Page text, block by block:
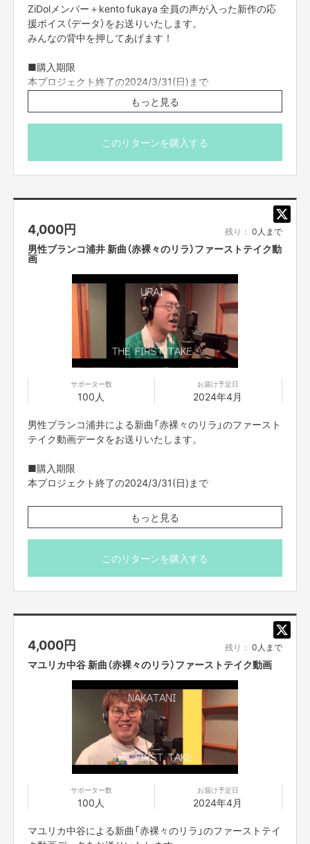
もっと皆様と盛り上がれるよう、いろんなリターンを立ち上げました。
資金の使い道
・楽曲作成
・レコーディング
・撮影施設レンタル費用
・撮影備品購入
・YouTube撮影諸経費
・移動費
■オンライントークについて
・オンライン会議ツールで参加者全員を同時につなぎ、それぞれリモートで
ご参加いただきます。直接お会いすることはできませんので、ご了承くださ
い。
・コミュニケーションには「Zoom」を使用させていただきます。Zoomを使
用できる環境を整えていただき、電波のいい環境でおつなぎください。
・コンプライアンスの観点から、録画させていただいております。他の目的
での使用は一切致しません。あらかじめご了承ください。
・参加者の録画は禁止とさせて頂きます。
・不適切と考えられる言動があった場合、強制的に退出をお願いする場合が
ございます。
■ご応募に関しての利用規約
・応募者は、自ら及び自らが代表となって応募した参加者全てが、反社会的
勢力（暴力団、暴力団員、暴力団準構成員、暴力団関係企業、総会屋等、社
会運動等標ぼうゴロ、特殊知能暴力集団及びこれらに準ずる団体、並びにこ
れらの構成員等を指します。以下、同様とします。）に該当せず、また、こ
れら反社会的勢力との間で社会的に非難されるべき関係を有していないこと
・プロジェクト実施前及び実施中に上記に反する事態が発生した場合、いつ
でもプロジェクトの実行を中止することができ、プランナーは一切の責任を
・二次利用の目的や、有料イベントやPR目的での配信イベント・番組など
は基本的に全てNGとします。
・参加する権利の転売や譲渡は禁止とさせていただきます。購入したご本人
のみが参加できます。
【販売責任者】
吉本興業株式会社
ZiDolメンバー＋kento fukaya 全員の声が入った新作の応
援ボイス（データ）をお送りいたします。
みんなの背中を押してあげます！
■購入期限
本プロジェクト終了の2024/3/31(日)まで
■データ送付予定日
2024年4月
さい。
事項】を必ずお読みください。
もっと見る
このリターンを購入する
4,000円 残り： 0人まで
男性ブランコ浦井 新曲（赤裸々のリラ）ファーストテイク動
画
サポーター数
100人
お届け予定日
2024年4月
男性ブランコ浦井による新曲「赤裸々のリラ」のファースト
テイク動画データをお送りいたします。
■購入期限
本プロジェクト終了の2024/3/31(日)まで
■データ送付予定日
2024年4月
・FANY Crowdfundingのメッセージ機能を使ってご案内
・ご支援の際は、本文記載の【ご支援にあたってのご注意
もっと見る
このリターンを購入する
4,000円 残り： 0人まで
マユリカ中谷 新曲（赤裸々のリラ）ファーストテイク動画
サポーター数
100人
お届け予定日
2024年4月
マユリカ中谷による新曲「赤裸々のリラ」のファーストテイ